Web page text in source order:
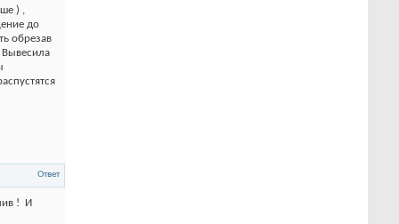
) ,
до
обрезав
Вывесила
Ответ
!
И